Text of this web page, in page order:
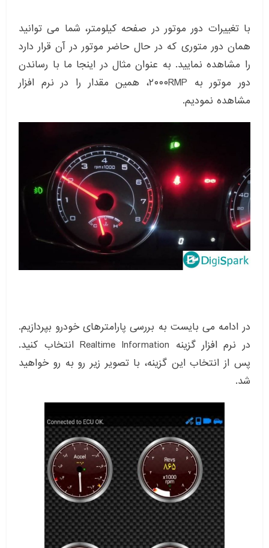
با تغییرات دور موتور در صفحه کیلومتر، شما می توانید
همان دور متوری که در حال حاضر موتور در آن قرار دارد
را مشاهده نمایید. به عنوان مثال در اینجا ما با رساندن
دور موتور به ۲۰۰۰RMP، همین مقدار را در نرم افزار
مشاهده نمودیم.
در ادامه می بایست به بررسی پارامترهای خودرو بپردازیم.
در نرم افزار گزینه Realtime Information انتخاب کنید.
پس از انتخاب این گزینه، با تصویر زیر رو به رو خواهید
شد.